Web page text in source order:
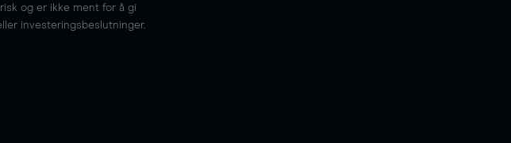
og er ikke ment for å gi
investeringsbeslutninger.